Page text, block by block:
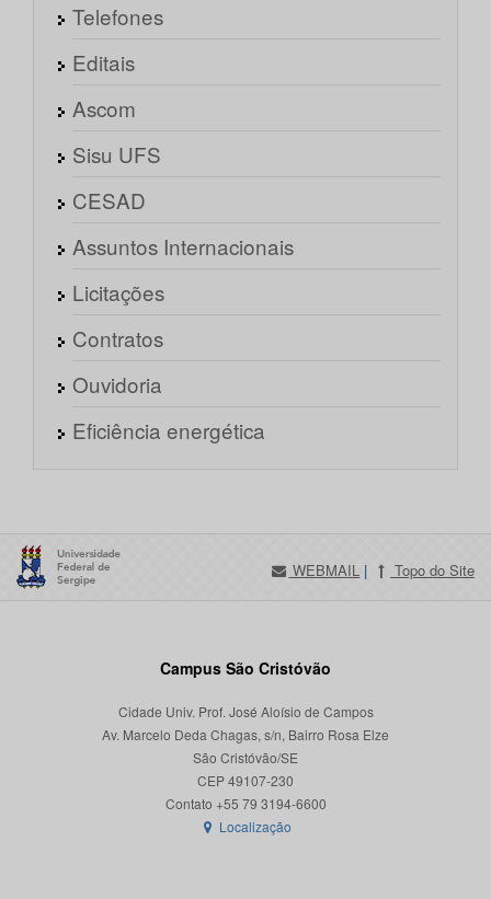
Telefones
Editais
Ascom
Sisu UFS
CESAD
Assuntos Internacionais
Licitações
Contratos
Ouvidoria
Eficiência energética
WEBMAIL | Topo do Site
Campus São Cristóvão
Cidade Univ. Prof. José Aloísio de Campos
Av. Marcelo Deda Chagas, s/n, Bairro Rosa Elze
São Cristóvão/SE
CEP 49107-230
Localização